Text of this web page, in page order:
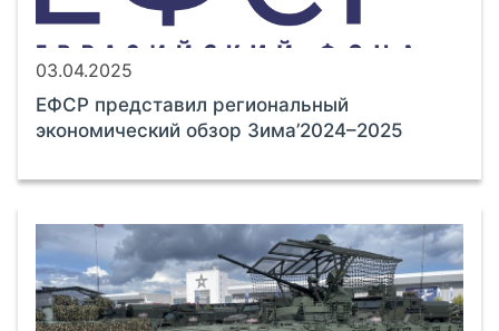
03.04.2025
ЕФСР представил региональный
экономический обзор Зима’2024–2025